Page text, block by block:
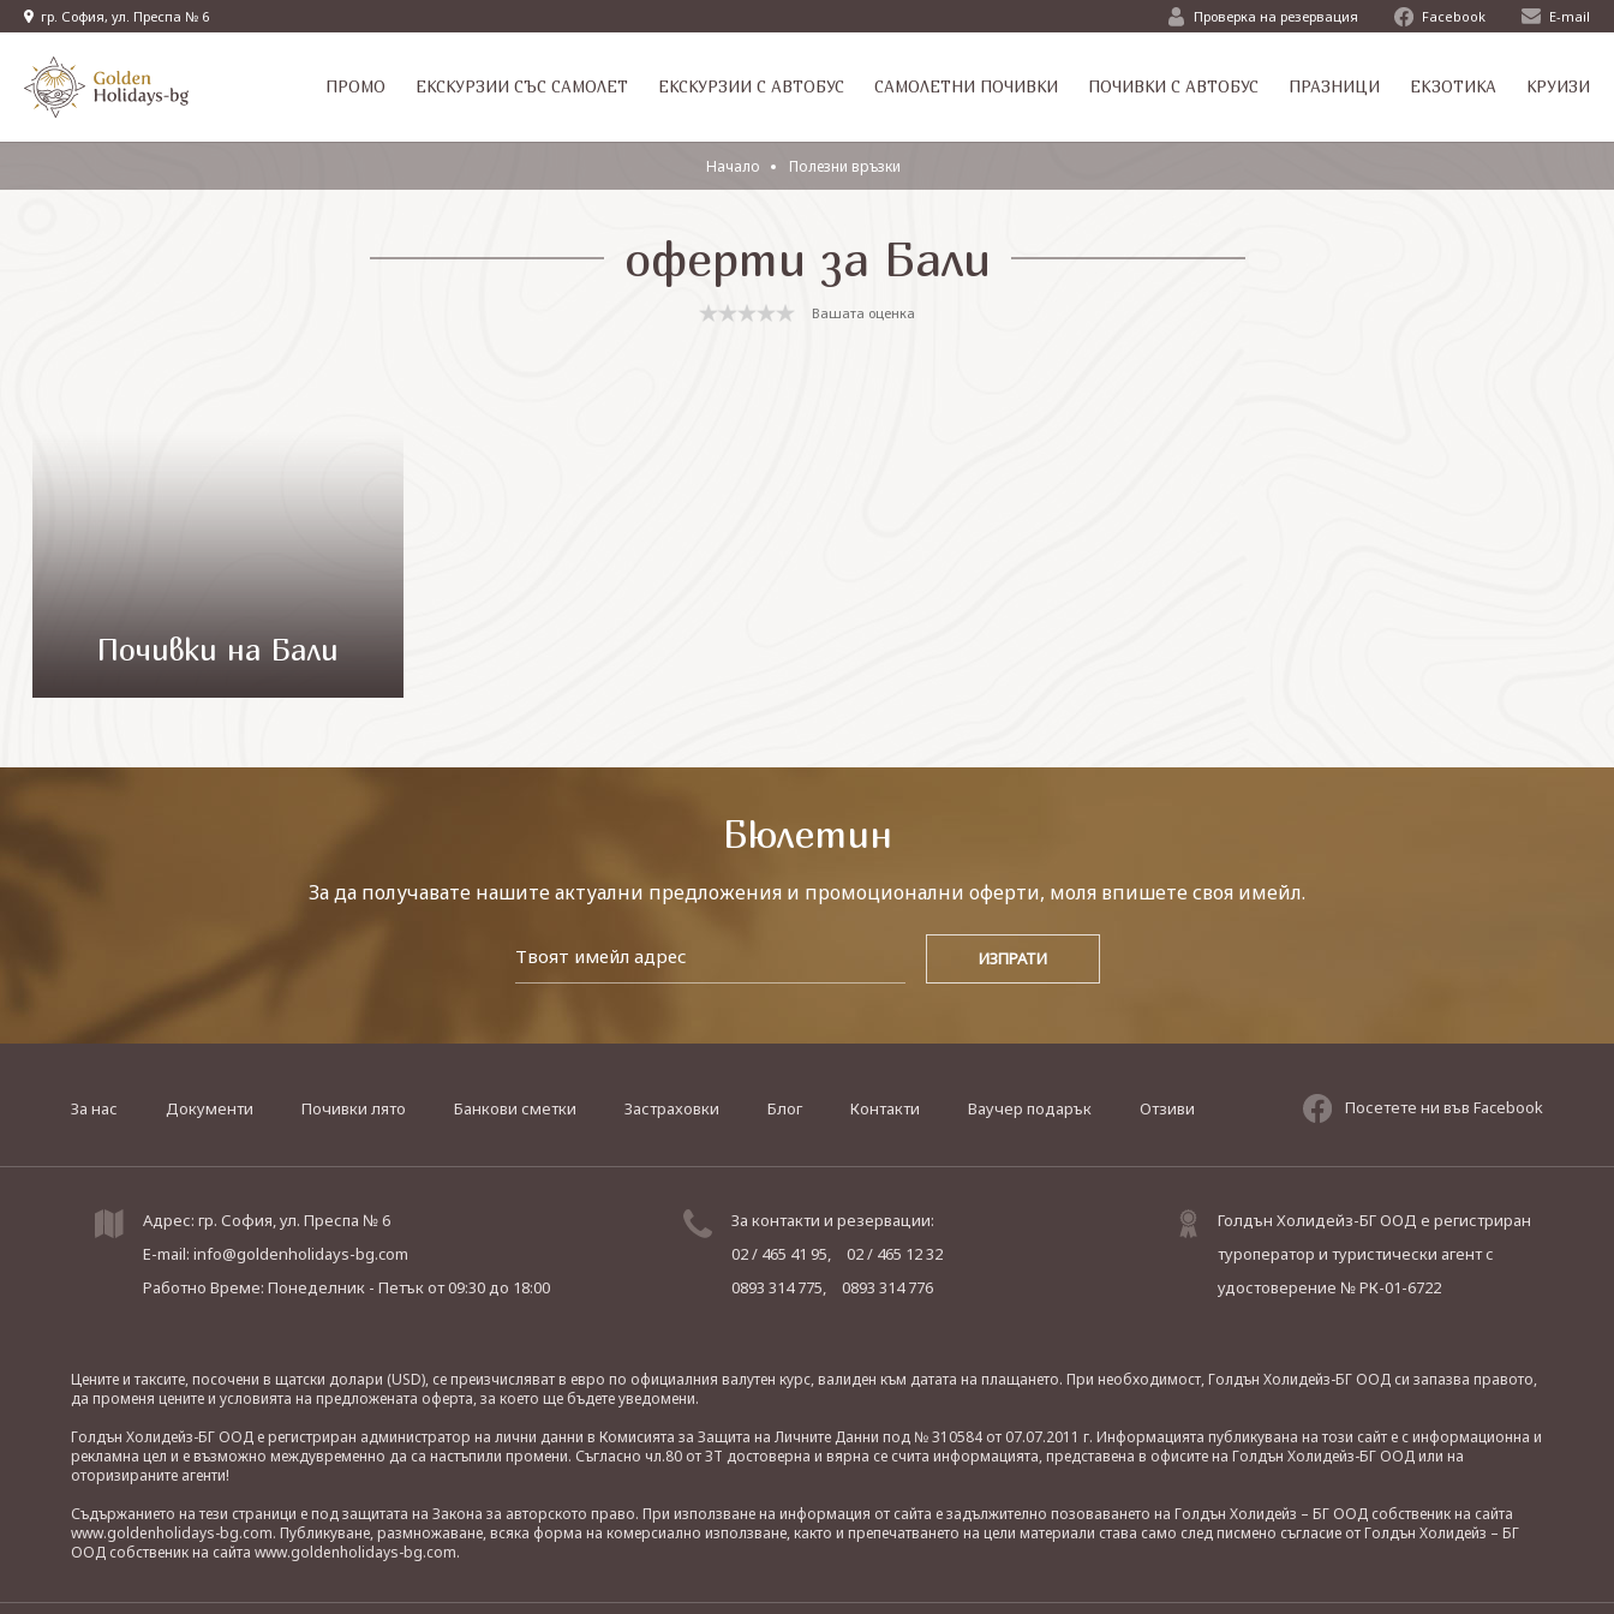
гр. София, ул. Преспа № 6 Проверка на резервация Facebook E-mail
ПРОМО EКСКУРЗИИ СЪС САМОЛЕТ ЕКСКУРЗИИ С АВТОБУС САМОЛЕТНИ ПОЧИВКИ ПОЧИВКИ С АВТОБУС ПРАЗНИЦИ ЕКЗОТИКА КРУИЗИ
Начало Полезни връзки
оферти за Бали
Вашата оценка
Почивки на Бали
Бюлетин
За да получавате нашите актуални предложения и промоционални оферти, моля впишете своя имейл.
За нас Документи Почивки лято Банкови сметки Застраховки Блог Контакти Ваучер подарък Отзиви Посетете ни във Facebook
Адрес: гр. София, ул. Преспа № 6
E-mail: info@goldenholidays-bg.com
Работно Време: Понеделник - Петъкот 09:30 до 18:00
За контакти и резервации:
02 / 465 41 95,
02 / 465 12 32
0893 314 775,
0893 314 776
Голдън Холидейз-БГ ООД е регистриран
туроператор и туристически агент с
удостоверение № РК-01-6722
Цените и таксите, посочени в щатски долари (USD), се преизчисляват в евро по официалния валутен курс, валиден към датата на плащането. При необходимост, Голдън Холидейз-БГ ООД си запазва правото,
да променя цените и условията на предложената оферта, за което ще бъдете уведомени.
Голдън Холидейз-БГ ООД е регистриран администратор на лични данни в Комисията за Защита на Личните Данни под № 310584 от 07.07.2011 г. Информацията публикувана на този сайт е с информационна и
рекламна цел и е възможно междувременно да са настъпили промени. Съгласно чл.80 от ЗТ достоверна и вярна се счита информацията, представена в офисите на Голдън Холидейз-БГ ООД или на
оторизираните агенти!
Съдържанието на тези страници е под защитата на Закона за авторското право. При използване на информация от сайта е задължително позоваването на Голдън Холидейз – БГ ООД собственик на сайта
www.goldenholidays-bg.com. Публикуване, размножаване, всяка форма на комерсиално използване, както и препечатването на цели материали става само след писмено съгласие от Голдън Холидейз – БГ
ООД собственик на сайта www.goldenholidays-bg.com.